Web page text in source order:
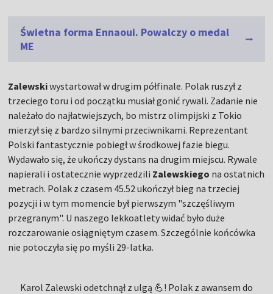
Świetna forma Ennaoui. Powalczy o medal
ME
Zalewskiwystartował w drugim półfinale. Polak ruszył z
trzeciego toru i od początku musiał gonić rywali. Zadanie nie
należało do najłatwiejszych, bo mistrz olimpijski z Tokio
mierzył się z bardzo silnymi przeciwnikami. Reprezentant
Polski fantastycznie pobiegł w środkowej fazie biegu.
Wydawało się, że ukończy dystans na drugim miejscu. Rywale
napierali i ostatecznie wyprzedzili Zalewskiego na ostatnich
metrach. Polak z czasem 45.52 ukończył bieg na trzeciej
pozycji i w tym momencie był pierwszym "szczęśliwym
przegranym". U naszego lekkoatlety widać było duże
rozczarowanie osiągniętym czasem. Szczególnie końcówka
nie potoczyła się po myśli 29-latka.
Karol Zalewski odetchnął z ulgą 💪! Polak z awansem do